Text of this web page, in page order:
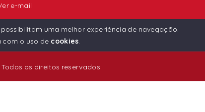
e-mail
J5708
os direitos reservados
possibilitam uma melhor experiência de navegação.
o uso de cookies.